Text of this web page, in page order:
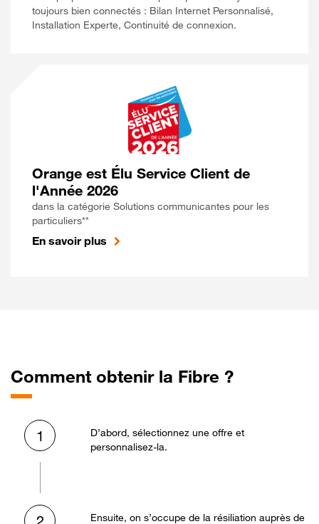
toujours bien connectés : Bilan Internet Personnalisé,
Installation Experte, Continuité de connexion.
Orange est Élu Service Client de
l'Année 2026
dans la catégorie Solutions communicantes pour les
particuliers**
En savoir plus
Comment obtenir la Fibre ?
1
D’abord, sélectionnez une offre et
personnalisez-la.
Ensuite, on s’occupe de la résiliation auprès de